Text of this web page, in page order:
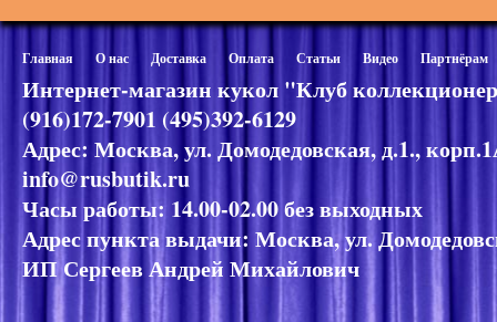
Главная О нас Доставка Оплата Статьи Видео Партнёрам
Интернет-магазин кукол "Клуб
(916)172-7901 (495)392-6129
Адрес: Москва, ул. Домодедовская, д.1.,
info@rusbutik.ru
Часы работы: 14.00-02.00 без выходных
Адрес пункта выдачи: Москва, ул.
ИП Сергеев Андрей Михайлович